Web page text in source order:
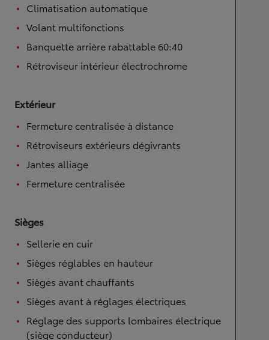
Climatisation automatique
Volant multifonctions
Banquette arrière rabattable 60:40
Rétroviseur intérieur électrochrome
Extérieur
Fermeture centralisée à distance
Rétroviseurs extérieurs dégivrants
Jantes alliage
Fermeture centralisée
Sièges
Sellerie en cuir
Sièges réglables en hauteur
Sièges avant chauffants
Sièges avant à réglages électriques
Réglage des supports lombaires électrique
(siège conducteur)